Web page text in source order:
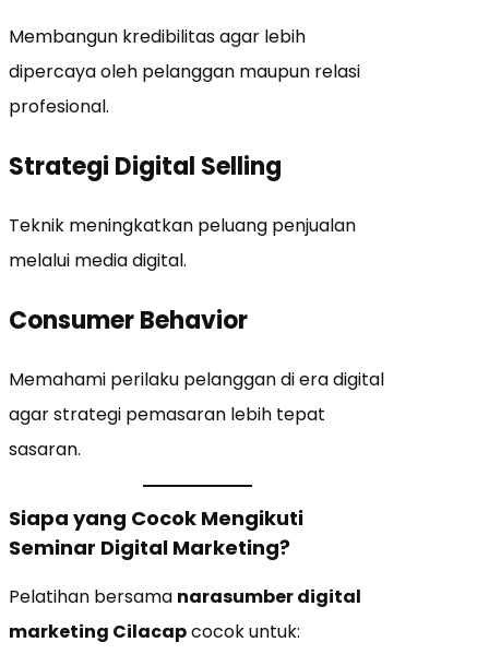
Membangun kredibilitas agar lebih
dipercaya oleh pelanggan maupun relasi
profesional.
Strategi Digital Selling
Teknik meningkatkan peluang penjualan
melalui media digital.
Consumer Behavior
Memahami perilaku pelanggan di era digital
agar strategi pemasaran lebih tepat
sasaran.
Siapa yang Cocok Mengikuti
Seminar Digital Marketing?
Pelatihan bersama narasumber digital
marketing Cilacapcocok untuk: